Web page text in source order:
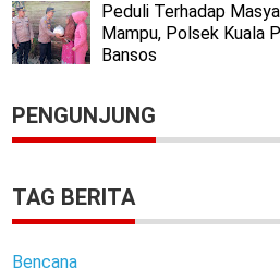
Peduli Terhadap
Mampu, Polsek Kuala
Bansos
PENGUNJUNG
TAG BERITA
Bencana